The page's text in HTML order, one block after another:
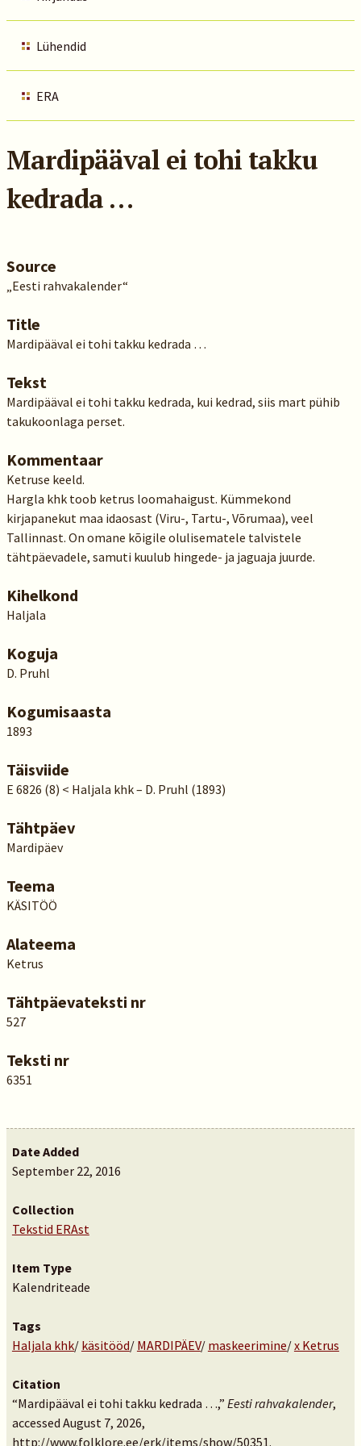
Lühendid
ERA
Mardipääval ei tohi takku
kedrada …
Source
„Eesti rahvakalender“
Title
Mardipääval ei tohi takku kedrada …
Tekst
Mardipääval ei tohi takku kedrada, kui kedrad, siis mart pühib
takukoonlaga perset.
Kommentaar
Ketruse keeld.
Hargla khk toob ketrus loomahaigust. Kümmekond
kirjapanekut maa idaosast (Viru-, Tartu-, Võrumaa), veel
Tallinnast. On omane kõigile olulisematele talvistele
tähtpäevadele, samuti kuulub hingede- ja jaguaja juurde.
Kihelkond
Haljala
Koguja
D. Pruhl
Kogumisaasta
1893
Täisviide
E 6826 (8) < Haljala khk – D. Pruhl (1893)
Tähtpäev
Mardipäev
Teema
KÄSITÖÖ
Alateema
Ketrus
Tähtpäevateksti nr
527
Teksti nr
6351
Date Added
September 22, 2016
Collection
Tekstid ERAst
Item Type
Kalendriteade
Tags
Haljala khk/ käsitööd/ MARDIPÄEV/ maskeerimine/x Ketrus
Citation
“Mardipääval ei tohi takku kedrada …,” Eesti rahvakalender,
accessed August 7, 2026,
http://www.folklore.ee/erk/items/show/50351.